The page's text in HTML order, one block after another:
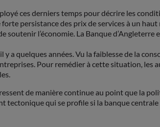
ces derniers temps pour décrire les
persistance des prix de services à un
l’économie. La Banque
a quelques années. Vu la faiblesse de la
Pour remédier à cette situation,
de manière continue au point que la
tectonique qui se profile si la banque